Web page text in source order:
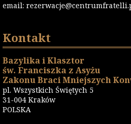
email:
Kontakt
Bazylika i Klasztor
św. Franciszka z Asyżu
Zakonu Braci Mniejszych
pl. Wszystkich Świętych 5
31-004 Kraków
POLSKA